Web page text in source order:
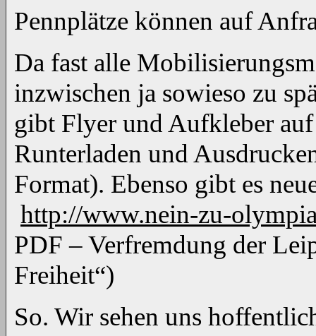
Pennplätze können auf
Da fast alle
inzwischen ja sowieso zu
gibt Flyer und Aufkleber
Runterladen und
Format). Ebenso gibt es
http://www.nein-zu-
PDF – Verfremdung der
Freiheit“)
So. Wir sehen uns